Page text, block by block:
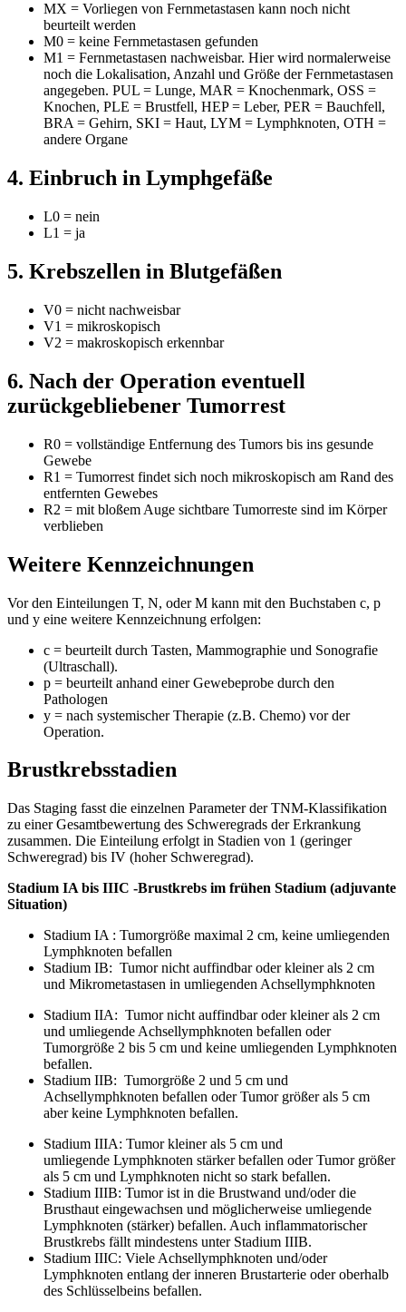
MX = Vorliegen von Fernmetastasen kann noch nicht
beurteilt werden
M0 = keine Fernmetastasen gefunden
M1 = Fernmetastasen nachweisbar. Hier wird normalerweise
noch die Lokalisation, Anzahl und Größe der Fernmetastasen
angegeben. PUL = Lunge, MAR = Knochenmark, OSS =
Knochen, PLE = Brustfell, HEP = Leber, PER = Bauchfell,
BRA = Gehirn, SKI = Haut, LYM = Lymphknoten, OTH =
andere Organe
4. Einbruch in Lymphgefäße
L0 = nein
L1 = ja
5. Krebszellen in Blutgefäßen
V0 = nicht nachweisbar
V1 = mikroskopisch
V2 = makroskopisch erkennbar
6. Nach der Operation eventuell
zurückgebliebener Tumorrest
R0 = vollständige Entfernung des Tumors bis ins gesunde
Gewebe
R1 = Tumorrest findet sich noch mikroskopisch am Rand des
entfernten Gewebes
R2 = mit bloßem Auge sichtbare Tumorreste sind im Körper
verblieben
Weitere Kennzeichnungen
Vor den Einteilungen T, N, oder M kann mit den Buchstaben c, p
und y eine weitere Kennzeichnung erfolgen:
c = beurteilt durch Tasten, Mammographie und Sonografie
(Ultraschall).
p = beurteilt anhand einer Gewebeprobe durch den
Pathologen
y = nach systemischer Therapie (z.B. Chemo) vor der
Operation.
Brustkrebsstadien
Das Staging fasst die einzelnen Parameter der TNM-Klassifikation
zu einer Gesamtbewertung des Schweregrads der Erkrankung
zusammen. Die Einteilung erfolgt in Stadien von 1 (geringer
Schweregrad) bis IV (hoher Schweregrad).
Stadium IA bis IIIC -Brustkrebs im frühen Stadium (adjuvante
Situation)
Stadium IA : Tumorgröße maximal 2 cm, keine umliegenden
Lymphknoten befallen
Stadium IB: Tumor nicht auffindbar oder kleiner als 2 cm
und Mikrometastasen in umliegenden Achsellymphknoten
Stadium IIA: Tumor nicht auffindbar oder kleiner als 2 cm
und umliegende Achsellymphknoten befallen oder
Tumorgröße 2 bis 5 cm und keine umliegenden Lymphknoten
befallen.
Stadium IIB: Tumorgröße 2 und 5 cm und
Achsellymphknoten befallen oder Tumor größer als 5 cm
aber keine Lymphknoten befallen.
Stadium IIIA: Tumor kleiner als 5 cm und
umliegende Lymphknoten stärker befallen oder Tumor größer
als 5 cm und Lymphknoten nicht so stark befallen.
Stadium IIIB: Tumor ist in die Brustwand und/oder die
Brusthaut eingewachsen und möglicherweise umliegende
Lymphknoten (stärker) befallen. Auch inflammatorischer
Brustkrebs fällt mindestens unter Stadium IIIB.
Stadium IIIC: Viele Achsellymphknoten und/oder
Lymphknoten entlang der inneren Brustarterie oder oberhalb
des Schlüsselbeins befallen.